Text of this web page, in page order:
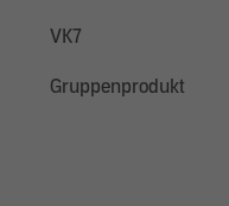
VK7
Gruppenprodukt